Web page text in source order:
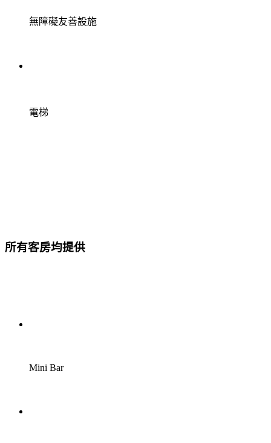
無障礙友善設施
電梯
所有客房均提供
Mini Bar